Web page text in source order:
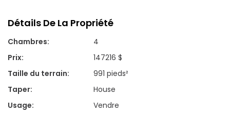
Détails De La Propriété
Chambres:
4
Prix:
147216 $
Taille du terrain:
991 pieds²
Taper:
House
Usage:
Vendre